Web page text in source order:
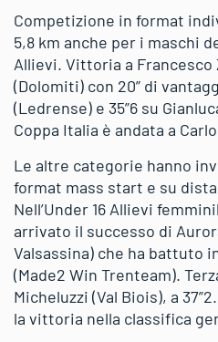
Competizione in format
5,8 km anche per i maschi
Allievi. Vittoria a
(Dolomiti) con 20” di
(Ledrense) e 35”6 su
Coppa Italia è andata a
Le altre categorie hanno
format mass start e su
Nell’Under 16 Allievi
arrivato il successo di
Valsassina) che ha battuto
(Made2 Win Trenteam).
Micheluzzi (Val Biois), a
la vittoria nella classifica